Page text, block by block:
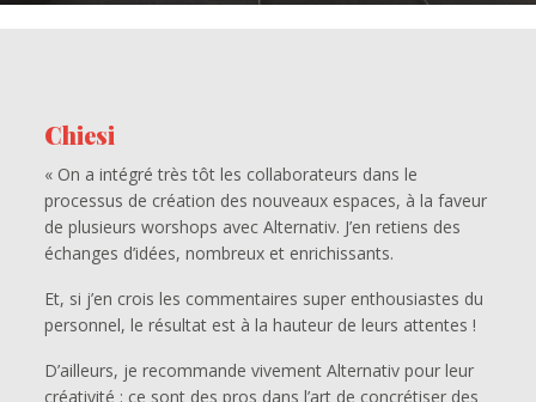
Chiesi
« On a intégré très tôt les collaborateurs dans le
processus de création des nouveaux espaces, à la faveur
de plusieurs worshops avec Alternativ. J’en retiens des
échanges d’idées, nombreux et enrichissants.
Et, si j’en crois les commentaires super enthousiastes du
personnel, le résultat est à la hauteur de leurs attentes !
D’ailleurs, je recommande vivement Alternativ pour leur
créativité : ce sont des pros dans l’art de concrétiser des